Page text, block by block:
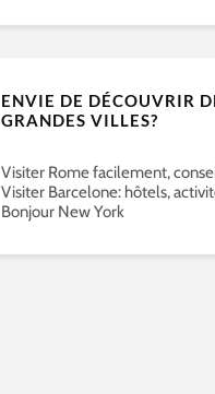
ENVIE DE DÉCOUVRIR
GRANDES VILLES?
Visiter Rome facilement,
Visiter Barcelone: hôtels,
Bonjour New York